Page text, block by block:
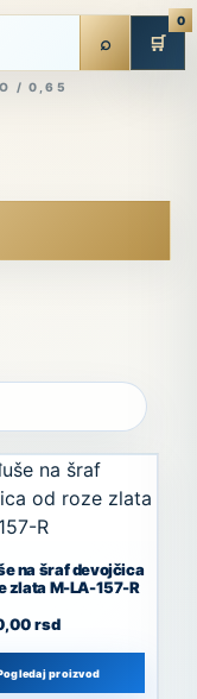
/ 0,65
na šraf devojčica
zlata M-LA-157-R
rsd
proizvod
🛒
0